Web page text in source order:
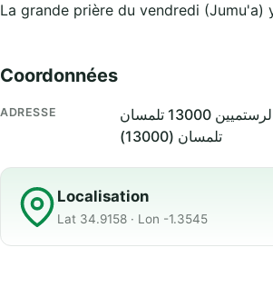
La grande prière du vendredi (Jumu'a)
Coordonnées
ADRESSE
تلمسان (13000)
Localisation
Lat 34.9158 · Lon -1.3545